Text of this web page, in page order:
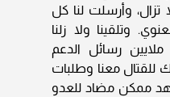
تزال، وأرسلت لنا كل
وتلقينا ولا زلنا
رسائل الدعم
للقتال معنا وطلبات
ممكن مضاد للعدو